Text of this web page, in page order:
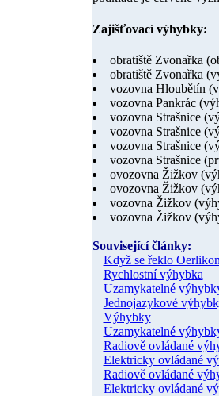
Zajišťovací výhybky:
obratiště Zvonařka
obratiště Zvonařka
vozovna Hloubětín
vozovna Pankrác
vozovna Strašnice
vozovna Strašnice
vozovna Strašnice
vozovna Strašnice
ovozovna Žižkov
ovozovna Žižkov
vozovna Žižkov
vozovna Žižkov
Související články:
Když se řeklo
Rychlostní výhybka
Uzamykatelné
Jednojazykové
Výhybky
Uzamykatelné
Radiově ovládané
Elektricky ovládané
Radiově ovládané
Elektricky ovládané